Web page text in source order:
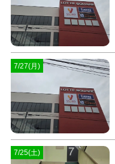
7/27(月)
7/25(土)